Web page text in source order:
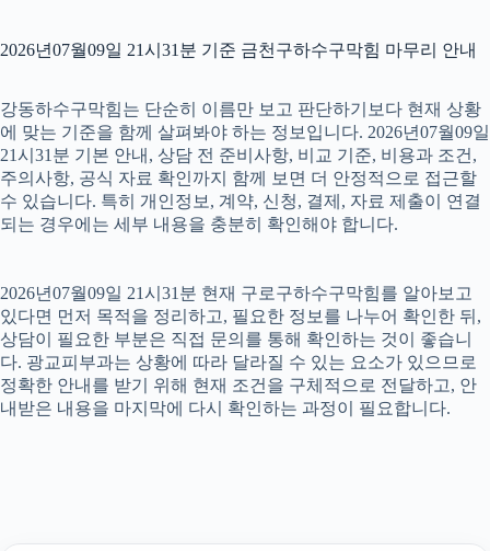
2026년07월09일 21시31분 기준 금천구하수구막힘 마무리 안내
강동하수구막힘는 단순히 이름만 보고 판단하기보다 현재 상황
에 맞는 기준을 함께 살펴봐야 하는 정보입니다. 2026년07월09일
21시31분 기본 안내, 상담 전 준비사항, 비교 기준, 비용과 조건,
주의사항, 공식 자료 확인까지 함께 보면 더 안정적으로 접근할
수 있습니다. 특히 개인정보, 계약, 신청, 결제, 자료 제출이 연결
되는 경우에는 세부 내용을 충분히 확인해야 합니다.
2026년07월09일 21시31분 현재 구로구하수구막힘를 알아보고
있다면 먼저 목적을 정리하고, 필요한 정보를 나누어 확인한 뒤,
상담이 필요한 부분은 직접 문의를 통해 확인하는 것이 좋습니
다. 광교피부과는 상황에 따라 달라질 수 있는 요소가 있으므로
정확한 안내를 받기 위해 현재 조건을 구체적으로 전달하고, 안
내받은 내용을 마지막에 다시 확인하는 과정이 필요합니다.